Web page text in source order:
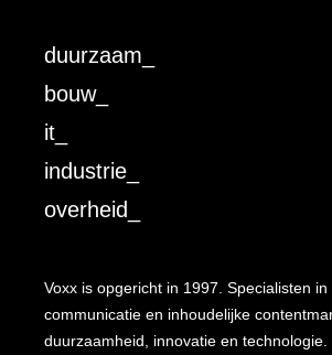
duurzaam_
bouw_
it_
industrie_
overheid_
Voxx is opgericht in 1997. Specialisten in
communicatie en inhoudelijke
duurzaamheid, innovatie en technologie.